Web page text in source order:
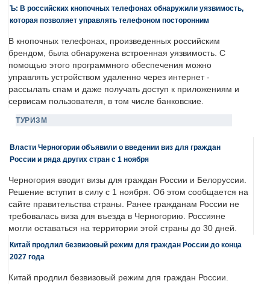
Ъ: В российских кнопочных телефонах обнаружили уязвимость,
которая позволяет управлять телефоном посторонним
В кнопочных телефонах, произведенных российским
брендом, была обнаружена встроенная уязвимость. С
помощью этого программного обеспечения можно
управлять устройством удаленно через интернет -
рассылать спам и даже получать доступ к приложениям и
сервисам пользователя, в том числе банковские.
ТУРИЗМ
Власти Черногории объявили о введении виз для граждан
России и ряда других стран с 1 ноября
Черногория вводит визы для граждан России и Белоруссии.
Решение вступит в силу с 1 ноября. Об этом сообщается на
сайте правительства страны. Ранее гражданам России не
требовалась виза для въезда в Черногорию. Россияне
могли оставаться на территории этой страны до 30 дней.
Китай продлил безвизовый режим для граждан России до конца
2027 года
Китай продлил безвизовый режим для граждан России.